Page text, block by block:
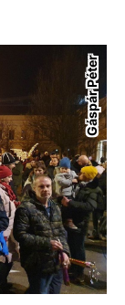
Gáspár Péter